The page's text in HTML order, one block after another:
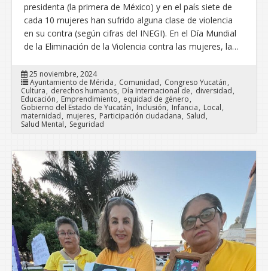
presidenta (la primera de México) y en el país siete de
cada 10 mujeres han sufrido alguna clase de violencia
en su contra (según cifras del INEGI). En el Día Mundial
de la Eliminación de la Violencia contra las mujeres, la…
25 noviembre, 2024
Ayuntamiento de Mérida
Comunidad
Congreso Yucatán
Cultura
derechos humanos Día Internacional de
diversidad
Educación
Emprendimiento
equidad de género
Gobierno del Estado de Yucatán
Inclusión Infancia
Local
maternidad
mujeres Participación ciudadana
Salud
Salud Mental
Seguridad